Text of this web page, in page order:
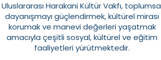
Uluslararası Harakani Kültür Vakfı, toplumsal
dayanışmayı güçlendirmek, kültürel mirası
korumak ve manevi değerleri yaşatmak
amacıyla çeşitli sosyal, kültürel ve eğitim
faaliyetleri yürütmektedir.